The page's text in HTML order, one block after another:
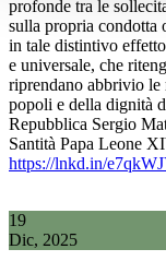
profonde tra le
sulla propria condotta
in tale distintivo
e universale, che
riprendano abbrivio le
popoli e della dignità
Repubblica Sergio
Santità Papa Leone
https://lnkd.in/
19
Dic, 2025